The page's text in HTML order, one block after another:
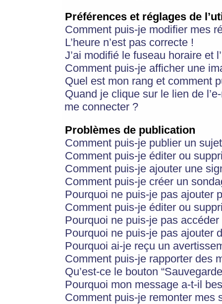
Préférences et réglages de
Comment puis-je modifier mes
L’heure n’est pas correcte !
J’ai modifié le fuseau horaire et
Comment puis-je afficher une
Quel est mon rang et comment
Quand je clique sur le lien de
me connecter ?
Problèmes de publication
Comment puis-je publier un
Comment puis-je éditer ou
Comment puis-je ajouter une
Comment puis-je créer un
Pourquoi ne puis-je pas ajouter
Comment puis-je éditer ou
Pourquoi ne puis-je pas
Pourquoi ne puis-je pas ajouter
Pourquoi ai-je reçu un
Comment puis-je rapporter des
Qu’est-ce le bouton
Pourquoi mon message a-t-il
Comment puis-je remonter mes